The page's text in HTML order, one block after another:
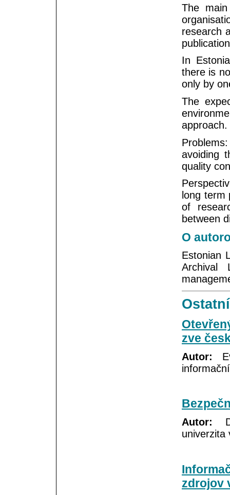
The
research
In
there is
only by
The
approach.
avoiding
quality
long term
of
between
O
Estonian
Archival
zve
Autor:
Autor:
univerzita
zdrojov